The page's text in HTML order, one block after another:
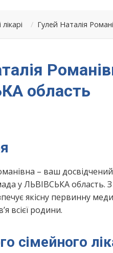
/ Гулей Наталія
область
– ваш
у ЛЬВІВСЬКА область.
якісну первинну
всієї родини.
сімейного